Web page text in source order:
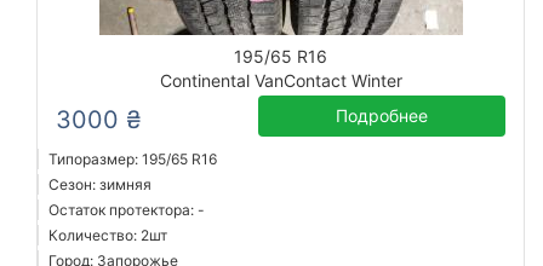
195/65 R16
Continental VanContact Winter
3000 ₴ Подробнее
Типоразмер: 195/65 R16
Сезон: зимняя
Остаток протектора: -
Количество: 2шт
Город: Запорожье